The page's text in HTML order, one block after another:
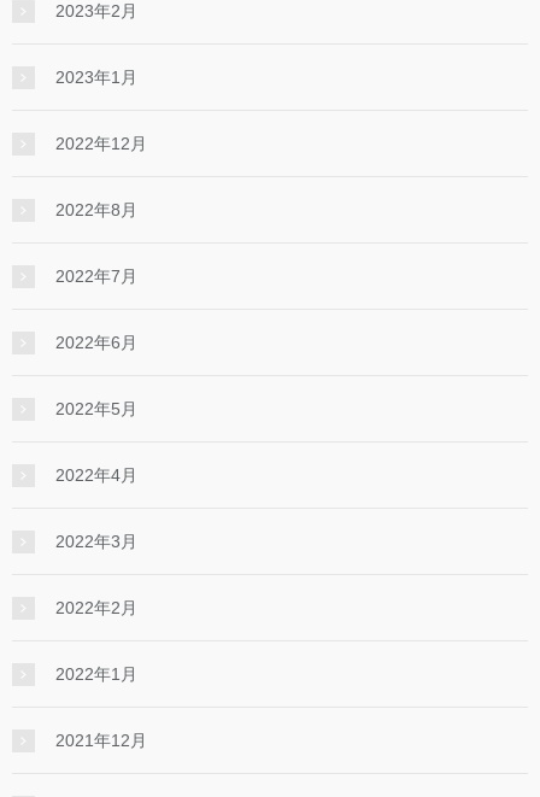
2023年2月
2023年1月
2022年12月
2022年8月
2022年7月
2022年6月
2022年5月
2022年4月
2022年3月
2022年2月
2022年1月
2021年12月